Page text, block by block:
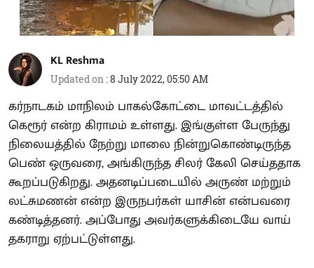
KL Reshma
Updated on :8 July 2022, 05:50 AM
கர்நாடகம் மாநிலம் பாகல்கோட்டை மாவட்டத்தில்
கெரூர் என்ற கிராமம் உள்ளது. இங்குள்ள பேருந்து
நிலையத்தில் நேற்று மாலை நின்றுகொண்டிருந்த
பெண் ஒருவரை, அங்கிருந்த சிலர் கேலி செய்ததாக
கூறப்படுகிறது. அதனடிப்படையில் அருண் மற்றும்
லட்சுமணன் என்ற இருநபர்கள் யாசின் என்பவரை
கண்டித்தனர். அப்போது அவர்களுக்கிடையே வாய்
தகராறு ஏற்பட்டுள்ளது.